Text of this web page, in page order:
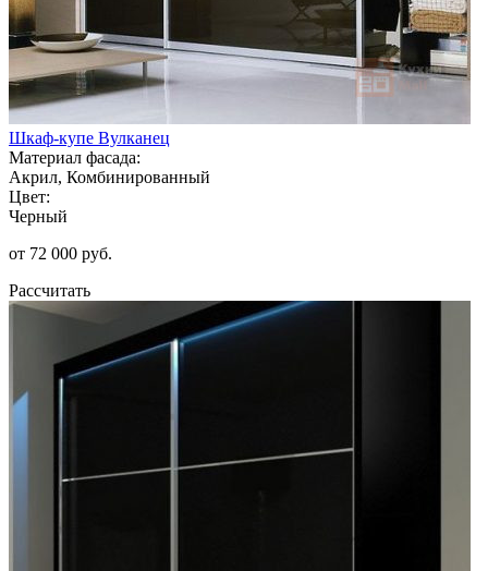
Шкаф-купе Вулканец
Материал фасада:
Акрил, Комбинированный
Цвет:
Черный
от 72 000 руб.
Рассчитать